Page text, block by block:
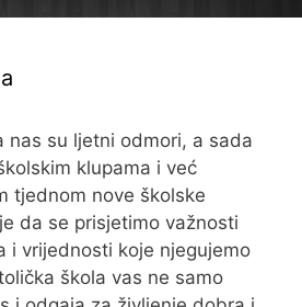
nas su ljetni odmori, a sada
klupama i već
tjednom nove školske
da se prisjetimo važnosti
i vrijednosti koje njegujemo
škola vas ne samo